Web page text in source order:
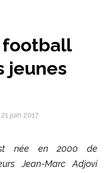
football
jeunes
21 juin 2017
est née en 2000 de
Jean-Marc Adjovi